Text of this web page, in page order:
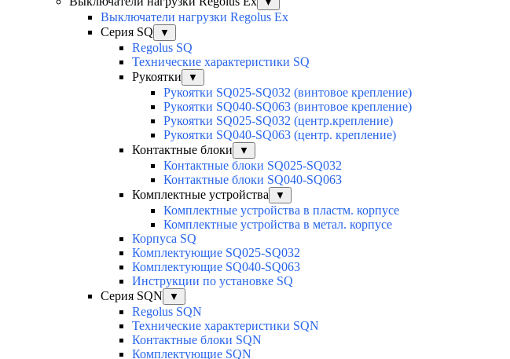
Выключатели нагрузки Regolus Ex
Серия SQ
▼
Regolus SQ
Технические характеристики SQ
Рукоятки
▼
Рукоятки SQ025-SQ032 (винтовое крепление)
Рукоятки SQ040-SQ063 (винтовое крепление)
Рукоятки SQ025-SQ032 (центр.крепление)
Рукоятки SQ040-SQ063 (центр. крепление)
Контактные блоки
▼
Контактные блоки SQ025-SQ032
Контактные блоки SQ040-SQ063
Комплектные устройства
▼
Комплектные устройства в пластм. корпусе
Комплектные устройства в метал. корпусе
Корпуса SQ
Комплектующие SQ025-SQ032
Комплектующие SQ040-SQ063
Инструкции по установке SQ
Серия SQN
▼
Regolus SQN
Технические характеристики SQN
Контактные блоки SQN
Комплектующие SQN